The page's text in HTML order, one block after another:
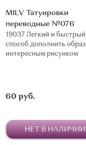
MILV Татуировки
переводные №076
19037 Легкий и быстрый
способ дополнить образ
интересным рисунком
60 руб.
НЕТ В НАЛИЧИИ